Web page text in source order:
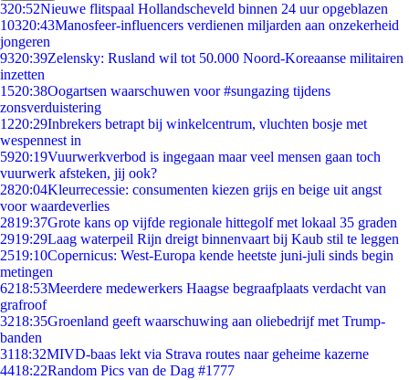
320:52Nieuwe flitspaal Hollandscheveld binnen 24 uur opgeblazen
10320:43Manosfeer-influencers verdienen miljarden aan onzekerheid
jongeren
9320:39Zelensky: Rusland wil tot 50.000 Noord-Koreaanse militairen
inzetten
1520:38Oogartsen waarschuwen voor #sungazing tijdens
zonsverduistering
1220:29Inbrekers betrapt bij winkelcentrum, vluchten bosje met
wespennest in
5920:19Vuurwerkverbod is ingegaan maar veel mensen gaan toch
vuurwerk afsteken, jij ook?
2820:04Kleurrecessie: consumenten kiezen grijs en beige uit angst
voor waardeverlies
2819:37Grote kans op vijfde regionale hittegolf met lokaal 35 graden
2919:29Laag waterpeil Rijn dreigt binnenvaart bij Kaub stil te leggen
2519:10Copernicus: West-Europa kende heetste juni-juli sinds begin
metingen
6218:53Meerdere medewerkers Haagse begraafplaats verdacht van
grafroof
3218:35Groenland geeft waarschuwing aan oliebedrijf met Trump-
banden
3118:32MIVD-baas lekt via Strava routes naar geheime kazerne
4418:22Random Pics van de Dag #1777